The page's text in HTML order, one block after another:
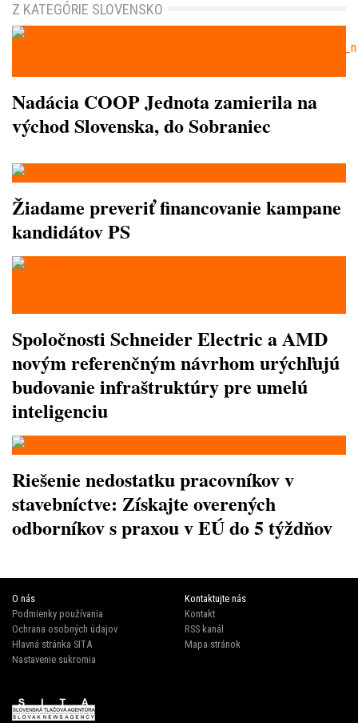
Z KATEGÓRIE SLOVENSKO
Nadácia COOP Jednota zamierila na
východ Slovenska, do Sobraniec
Žiadame preveriť financovanie kampane
kandidátov PS
Spoločnosti Schneider Electric a AMD
novým referenčným návrhom urýchľujú
budovanie infraštruktúry pre umelú
inteligenciu
Riešenie nedostatku pracovníkov v
stavebníctve: Získajte overených
odborníkov s praxou v EÚ do 5 týždňov
O nás
Podmienky používania
Ochrana osobných údajov
Hlavná stránka SITA
Nastavenie sukromia
Kontaktujte nás
Kontakt
RSS kanál
Mapa stránok